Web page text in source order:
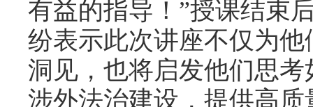
有益的指导！”授课结束
纷表示此次讲座不仅为
洞见，也将启发他们思
涉外法治建设，提供高